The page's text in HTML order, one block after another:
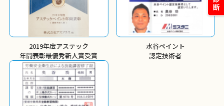
2019年度アステック
年間表彰最優秀新人賞受賞
水谷ペイント
認定技術者